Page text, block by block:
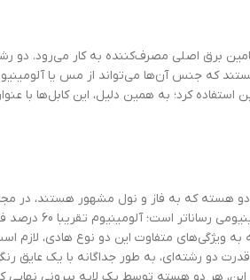
برق اصلی مصرف‌کننده به کار می‌رود. دو
که جنس آن‌ها می‌تواند از مس یا
کرد؛ به همین دلیل، این کابل‌ها با
است. این دو هسته که به فاز و نول مشهور هستند،
و شکلی مسطح یا بیضی به کابل
به ویژگی‌های متفاوت این دو نوع هادی، لازم